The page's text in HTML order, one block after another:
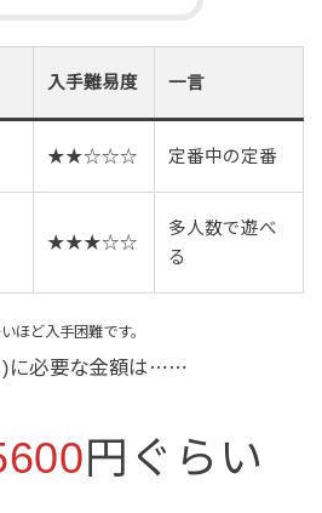
入手難易度 一言
★★☆☆☆ 定番中の定番
★★★☆☆
多人数で遊べ
る
ほど入手困難です。
)に必要な金額は⋯⋯
円ぐらい